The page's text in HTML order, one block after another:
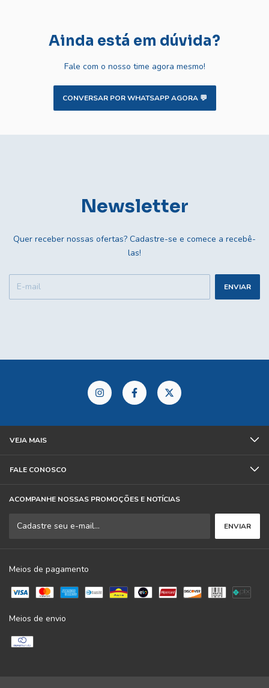
Ainda está em dúvida?
Fale com o nosso time agora mesmo!
CONVERSAR POR WHATSAPP AGORA 💬
Newsletter
Quer receber nossas ofertas? Cadastre-se e comece a recebê-
las!
VEJA MAIS
FALE CONOSCO
ACOMPANHE NOSSAS PROMOÇÕES E NOTÍCIAS
Meios de pagamento
Meios de envio